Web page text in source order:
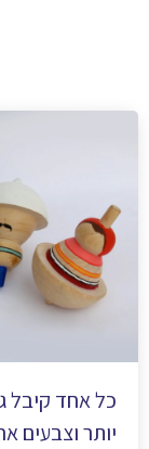
כל אחד קיבל
יותר וצבעים